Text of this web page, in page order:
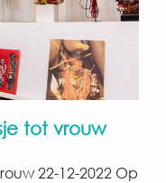
tot vrouw
22-12-2022 Op